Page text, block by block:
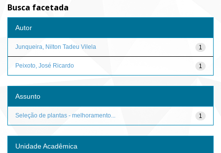
Busca facetada
Autor
1
Junqueira, Nilton Tadeu Vilela
1
Peixoto, José Ricardo
Assunto
1
Seleção de plantas - melhoramento...
Unidade Acadêmica